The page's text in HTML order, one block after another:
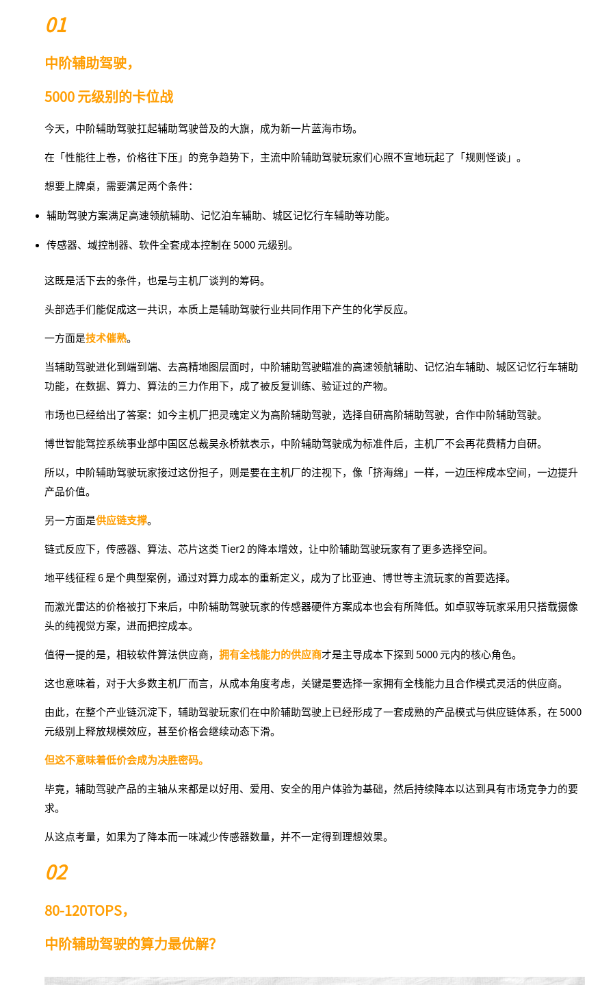
01
中阶辅助驾驶，
5000 元级别的卡位战
今天，中阶辅助驾驶扛起辅助驾驶普及的大旗，成为新一片蓝海市场。
在「性能往上卷，价格往下压」的竞争趋势下，主流中阶辅助驾驶玩家们心照不宣地玩起了「规则怪谈」。
想要上牌桌，需要满足两个条件：
辅助驾驶方案满足高速领航辅助、记忆泊车辅助、城区记忆行车辅助等功能。
传感器、域控制器、软件全套成本控制在5000 元级别。
这既是活下去的条件，也是与主机厂谈判的筹码。
头部选手们能促成这一共识，本质上是辅助驾驶行业共同作用下产生的化学反应。
一方面是技术催熟。
当辅助驾驶进化到端到端、去高精地图层面时，中阶辅助驾驶瞄准的高速领航辅助、记忆泊车辅助、城区记忆行车辅助
功能，在数据、算力、算法的三力作用下，成了被反复训练、验证过的产物。
市场也已经给出了答案：如今主机厂把灵魂定义为高阶辅助驾驶，选择自研高阶辅助驾驶，合作中阶辅助驾驶。
博世智能驾控系统事业部中国区总裁吴永桥就表示，中阶辅助驾驶成为标准件后，主机厂不会再花费精力自研。
所以，中阶辅助驾驶玩家接过这份担子，则是要在主机厂的注视下，像「挤海绵」一样，一边压榨成本空间，一边提升
产品价值。
另一方面是供应链支撑。
链式反应下，传感器、算法、芯片这类 Tier2 的降本增效，让中阶辅助驾驶玩家有了更多选择空间。
地平线征程 6 是个典型案例，通过对算力成本的重新定义，成为了比亚迪、博世等主流玩家的首要选择。
而激光雷达的价格被打下来后，中阶辅助驾驶玩家的传感器硬件方案成本也会有所降低。如卓驭等玩家采用只搭载摄像
头的纯视觉方案，进而把控成本。
值得一提的是，相较软件算法供应商， 拥有全栈能力的供应商才是主导成本下探到 5000 元内的核心角色。
这也意味着，对于大多数主机厂而言，从成本角度考虑，关键是要选择一家拥有全栈能力且合作模式灵活的供应商。
由此，在整个产业链沉淀下，辅助驾驶玩家们在中阶辅助驾驶上已经形成了一套成熟的产品模式与供应链体系，在 5000
元级别上释放规模效应，甚至价格会继续动态下滑。
但这不意味着低价会成为决胜密码。
毕竟， 辅助驾驶产品的主轴从来都是以好用、爱用、安全的用户体验为基础，然后持续降本以达到具有市场竞争力的要
求。
从这点考量，如果为了降本而一味减少传感器数量，并不一定得到理想效果。
02
80-120TOPS，
中阶辅助驾驶的算力最优解？